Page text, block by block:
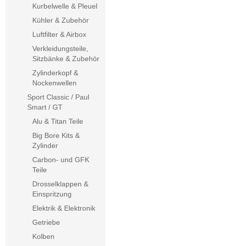
Kurbelwelle & Pleuel
Kühler & Zubehör
Luftfilter & Airbox
Verkleidungsteile,
Sitzbänke & Zubehör
Zylinderkopf &
Nockenwellen
Sport Classic / Paul
Smart / GT
Alu & Titan Teile
Big Bore Kits &
Zylinder
Carbon- und GFK
Teile
Drosselklappen &
Einspritzung
Elektrik & Elektronik
Getriebe
Kolben